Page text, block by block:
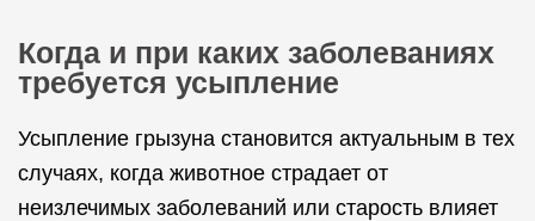
Когда и при каких заболеваниях
требуется усыпление
Усыпление грызуна становится актуальным в тех
случаях, когда животное страдает от
неизлечимых заболеваний или старость влияет